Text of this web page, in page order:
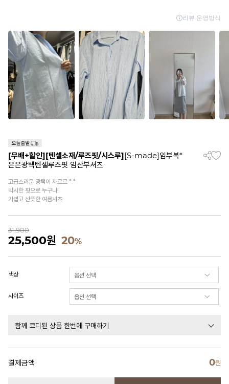
[무배+할인][텐셀소재/루즈핏/시스루][S-made]임부복*
은은광택텐셀루즈핏 임산부셔츠
고급스러운 광택이 차르르 *.*
박시한 핏으로 누구나!
가볍고 산뜻한 여름셔츠
31,900
25,500원 20%
색상
사이즈
함께 코디된 상품 한번에 구매하기
결제금액 0원